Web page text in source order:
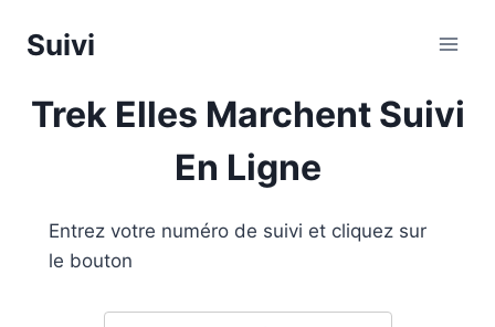
Suivi
Trek Elles Marchent Suivi
En Ligne
Entrez votre numéro de suivi et cliquez sur
le bouton